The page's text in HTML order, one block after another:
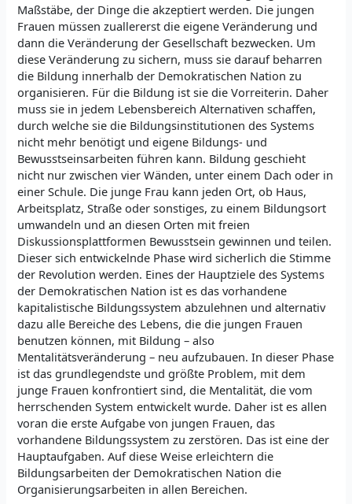
Maßstäbe, der Dinge die akzeptiert werden. Die jungen
Frauen müssen zuallererst die eigene Veränderung und
dann die Veränderung der Gesellschaft bezwecken. Um
diese Veränderung zu sichern, muss sie darauf beharren
die Bildung innerhalb der Demokratischen Nation zu
organisieren. Für die Bildung ist sie die Vorreiterin. Daher
muss sie in jedem Lebensbereich Alternativen schaffen,
durch welche sie die Bildungsinstitutionen des Systems
nicht mehr benötigt und eigene Bildungs- und
Bewusstseinsarbeiten führen kann. Bildung geschieht
nicht nur zwischen vier Wänden, unter einem Dach oder in
einer Schule. Die junge Frau kann jeden Ort, ob Haus,
Arbeitsplatz, Straße oder sonstiges, zu einem Bildungsort
umwandeln und an diesen Orten mit freien
Diskussionsplattformen Bewusstsein gewinnen und teilen.
Dieser sich entwickelnde Phase wird sicherlich die Stimme
der Revolution werden. Eines der Hauptziele des Systems
der Demokratischen Nation ist es das vorhandene
kapitalistische Bildungssystem abzulehnen und alternativ
dazu alle Bereiche des Lebens, die die jungen Frauen
benutzen können, mit Bildung – also
Mentalitätsveränderung – neu aufzubauen. In dieser Phase
ist das grundlegendste und größte Problem, mit dem
junge Frauen konfrontiert sind, die Mentalität, die vom
herrschenden System entwickelt wurde. Daher ist es allen
voran die erste Aufgabe von jungen Frauen, das
vorhandene Bildungssystem zu zerstören. Das ist eine der
Hauptaufgaben. Auf diese Weise erleichtern die
Bildungsarbeiten der Demokratischen Nation die
Organisierungsarbeiten in allen Bereichen.